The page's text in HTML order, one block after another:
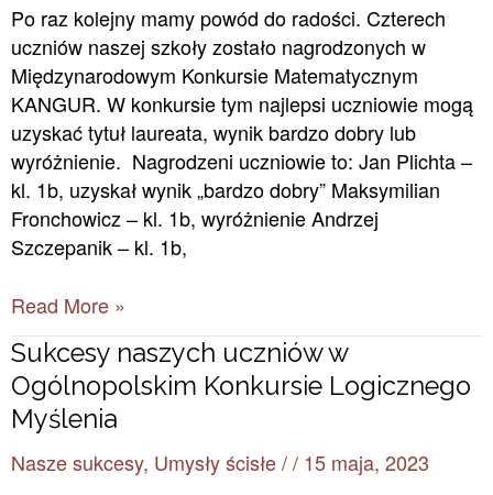
Po raz kolejny mamy powód do radości. Czterech
uczniów naszej szkoły zostało nagrodzonych w
Międzynarodowym Konkursie Matematycznym
KANGUR. W konkursie tym najlepsi uczniowie mogą
uzyskać tytuł laureata, wynik bardzo dobry lub
wyróżnienie. Nagrodzeni uczniowie to: Jan Plichta –
kl. 1b, uzyskał wynik „bardzo dobry” Maksymilian
Fronchowicz – kl. 1b, wyróżnienie Andrzej
Szczepanik – kl. 1b,
Read More »
Sukcesy naszych uczniów w
Ogólnopolskim Konkursie Logicznego
Myślenia
Nasze sukcesy, Umysły ścisłe// 15 maja, 2023
Sukcesy
naszych
uczniów
w
Ogólnopolskim